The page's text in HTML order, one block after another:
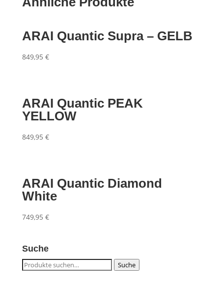
ARAI Quantic Supra – GELB
849,95 €
ARAI Quantic PEAK
YELLOW
849,95 €
ARAI Quantic Diamond
White
749,95 €
Suche
Suche
Suche